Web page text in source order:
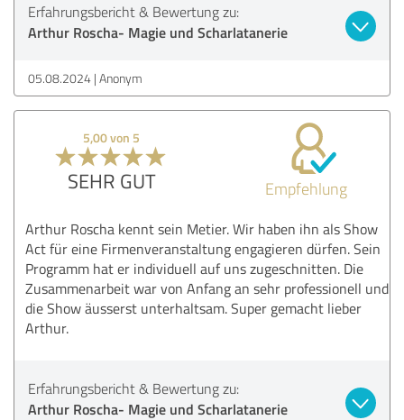
Erfahrungsbericht & Bewertung zu:
Arthur Roscha- Magie und Scharlatanerie
05.08.2024 Anonym
5,00 von 5
SEHR GUT Empfehlung
Arthur Roscha kennt sein Metier. Wir haben ihn als Show
Act für eine Firmenveranstaltung engagieren dürfen. Sein
Programm hat er individuell auf uns zugeschnitten. Die
Zusammenarbeit war von Anfang an sehr professionell und
die Show äusserst unterhaltsam. Super gemacht lieber
Arthur.
Erfahrungsbericht & Bewertung zu:
Arthur Roscha- Magie und Scharlatanerie